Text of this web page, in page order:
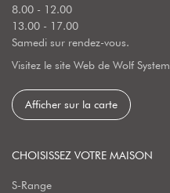
8.00 - 12.00
13.00 - 17.00
Samedi sur rendez-vous.
Visitez le site Web de Wolf System
Afficher sur la carte
CHOISISSEZ VOTRE MAISON
S-Range